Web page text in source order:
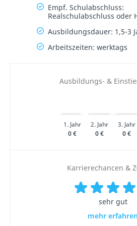
Empf. Schulabschluss:
Realschulabschluss oder
Ausbildungsdauer: 1,5-3
Arbeitszeiten: werktags
Ausbildungs- &
1. Jahr 2. Jahr 3. Jahr
0 €
0 € 0 €
Karrierechancen &
sehr gut
mehr erfahren